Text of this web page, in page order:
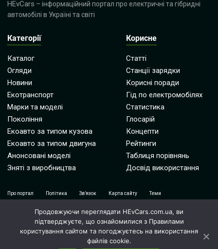
HEvCars – інформаційний портал про електричні та гібридні
автомобілі в Україні та світі
Категорії
Каталог
Огляди
Новини
Екотранспорт
Марки та моделі
Покоління
Екоавто за типом кузова
Екоавто за типом двигуна
Анонсовані моделі
Зняті з виробництва
Корисне
Статті
Станції зарядки
Корисні поради
Гід по електромобілях
Статистика
Глосарій
Концепти
Рейтинги
Таблиця порівнянь
Досвід використання
Про портал Політика Зв’язок Карта сайту
Теми
i@hevcars.com.ua
© 2026 HEvCARS / Всі права захищені
Продовжуючи переглядати HEvCars.com.ua, ви
підтверджуєте, що ознайомилися з Правилами
користування сайтом та погоджуєтесь на використання
файлів cookie.